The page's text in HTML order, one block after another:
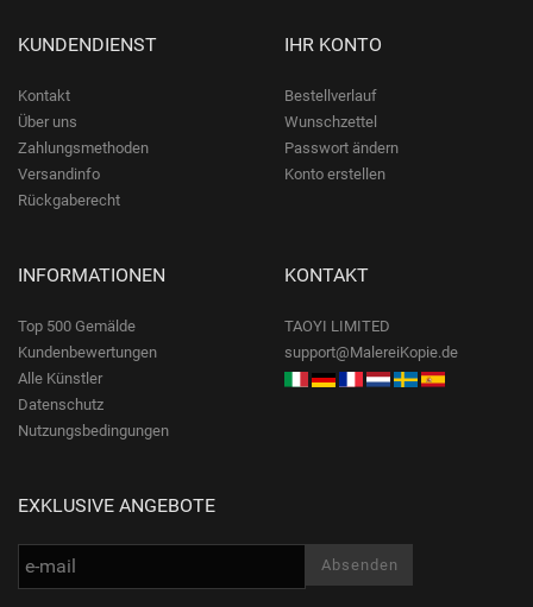
KUNDENDIENST
Kontakt
Über uns
Zahlungsmethoden
Versandinfo
Rückgaberecht
IHR KONTO
Bestellverlauf
Wunschzettel
Passwort ändern
Konto erstellen
INFORMATIONEN
Top 500 Gemälde
Kundenbewertungen
Alle Künstler
Datenschutz
Nutzungsbedingungen
KONTAKT
TAOYI LIMITED
support@MalereiKopie.de
EXKLUSIVE ANGEBOTE